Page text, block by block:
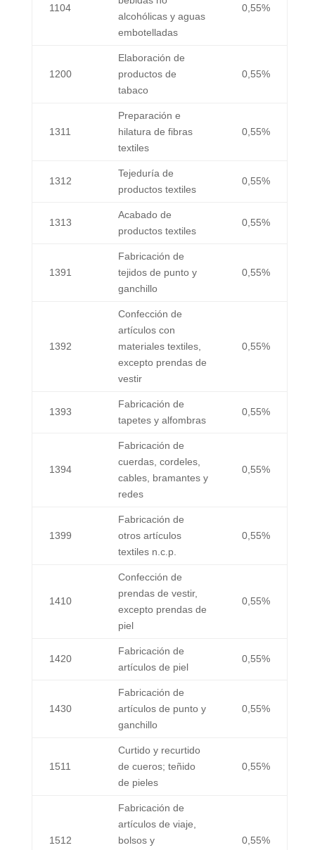
1104
alcohólicas y aguas
embotelladas
0,55%
1200
Elaboración de
productos de
tabaco
0,55%
1311
Preparación e
hilatura de fibras
textiles
0,55%
1312
Tejeduría de
productos textiles
0,55%
1313
Acabado de
productos textiles
0,55%
1391
Fabricación de
tejidos de punto y
ganchillo
0,55%
1392
Confección de
artículos con
materiales textiles,
excepto prendas de
vestir
0,55%
1393
Fabricación de
tapetes y alfombras
0,55%
1394
Fabricación de
cuerdas, cordeles,
cables, bramantes y
redes
0,55%
1399
Fabricación de
otros artículos
textiles n.c.p.
0,55%
1410
Confección de
prendas de vestir,
excepto prendas de
piel
0,55%
1420
Fabricación de
artículos de piel
0,55%
1430
Fabricación de
artículos de punto y
ganchillo
0,55%
1511
Curtido y recurtido
de cueros; teñido
de pieles
0,55%
1512
Fabricación de
artículos de viaje,
bolsos y
0,55%